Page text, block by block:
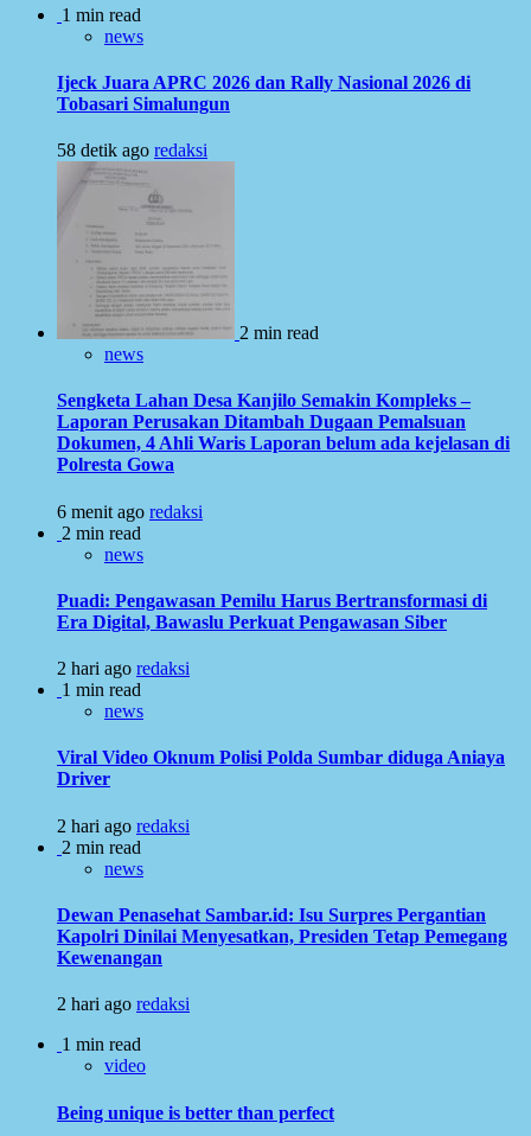
1 min read
news
Ijeck Juara APRC 2026 dan Rally Nasional 2026 di
Tobasari Simalungun
58 detik ago redaksi
2 min read
news
Sengketa Lahan Desa Kanjilo Semakin Kompleks –
Laporan Perusakan Ditambah Dugaan Pemalsuan
Dokumen, 4 Ahli Waris Laporan belum ada kejelasan di
Polresta Gowa
6 menit ago redaksi
2 min read
news
Puadi: Pengawasan Pemilu Harus Bertransformasi di
Era Digital, Bawaslu Perkuat Pengawasan Siber
2 hari ago redaksi
1 min read
news
Viral Video Oknum Polisi Polda Sumbar diduga Aniaya
Driver
2 hari ago redaksi
2 min read
news
Dewan Penasehat Sambar.id: Isu Surpres Pergantian
Kapolri Dinilai Menyesatkan, Presiden Tetap Pemegang
Kewenangan
2 hari ago redaksi
1 min read
video
Being unique is better than perfect